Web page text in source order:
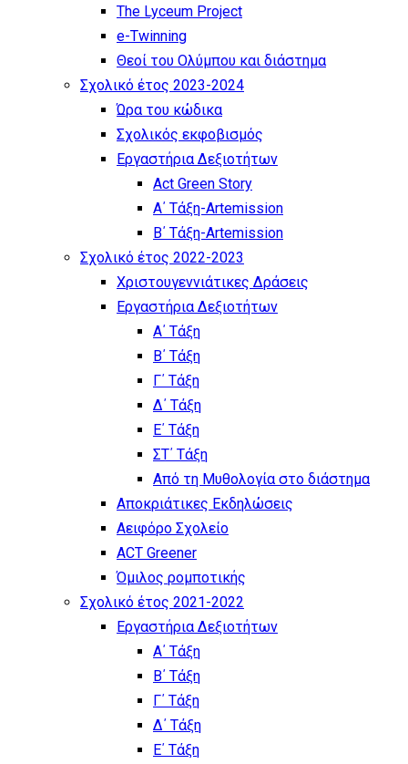
The Lyceum Project
e-Twinning
Θεοί του Ολύμπου και διάστημα
Σχολικό έτος 2023-2024
Ώρα του κώδικα
Σχολικός εκφοβισμός
Εργαστήρια Δεξιοτήτων
Act Green Story
Α΄ Τάξη-Artemission
Β΄ Τάξη-Artemission
Σχολικό έτος 2022-2023
Χριστουγεννιάτικες Δράσεις
Εργαστήρια Δεξιοτήτων
Α΄ Τάξη
Β΄ Τάξη
Γ΄ Τάξη
Δ΄ Τάξη
Ε΄ Τάξη
ΣΤ΄ Τάξη
Από τη Μυθολογία στο διάστημα
Αποκριάτικες Εκδηλώσεις
Αειφόρο Σχολείο
ACT Greener
Όμιλος ρομποτικής
Σχολικό έτος 2021-2022
Εργαστήρια Δεξιοτήτων
Α΄ Τάξη
Β΄ Τάξη
Γ΄ Τάξη
Δ΄ Τάξη
Ε΄ Τάξη